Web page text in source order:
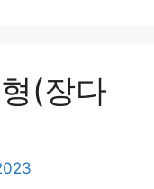
(장다